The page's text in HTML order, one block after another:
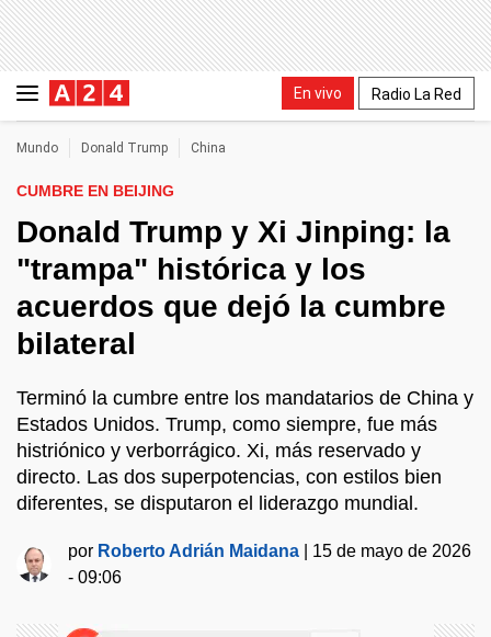
En vivo Radio La Red
Mundo Donald Trump China
CUMBRE EN BEIJING
Donald Trump y Xi Jinping: la
"trampa" histórica y los
acuerdos que dejó la cumbre
bilateral
Terminó la cumbre entre los mandatarios de China y
Estados Unidos. Trump, como siempre, fue más
histriónico y verborrágico. Xi, más reservado y
directo. Las dos superpotencias, con estilos bien
diferentes, se disputaron el liderazgo mundial.
por Roberto Adrián Maidana
15 de mayo de 2026
- 09:06